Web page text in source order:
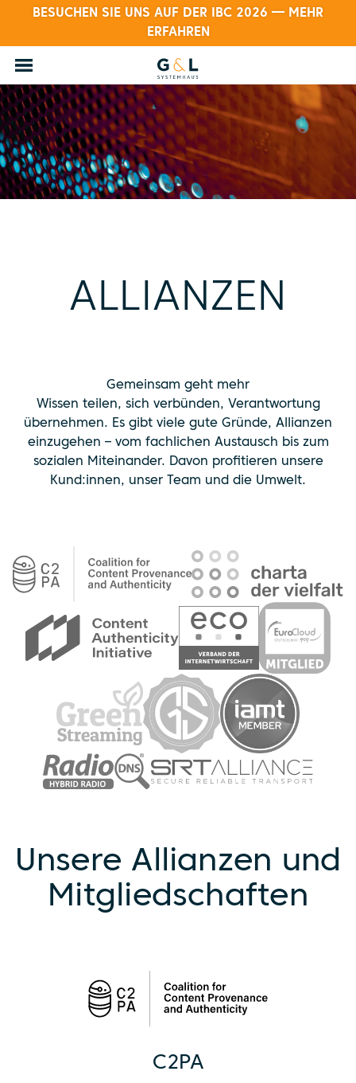
BESUCHEN SIE UNS AUF DER IBC 2026 — MEHR
ERFAHREN
ALLIANZEN
Gemeinsam geht mehr
Wissen teilen, sich verbünden, Verantwortung
übernehmen. Es gibt viele gute Gründe, Allianzen
einzugehen – vom fachlichen Austausch bis zum
sozialen Miteinander. Davon profitieren unsere
Kund:innen, unser Team und die Umwelt.
Unsere Allianzen und
Mitgliedschaften
C2PA